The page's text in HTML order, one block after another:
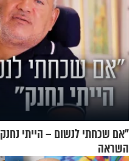
"אם שכחתי לנשום – הייתי
השראה